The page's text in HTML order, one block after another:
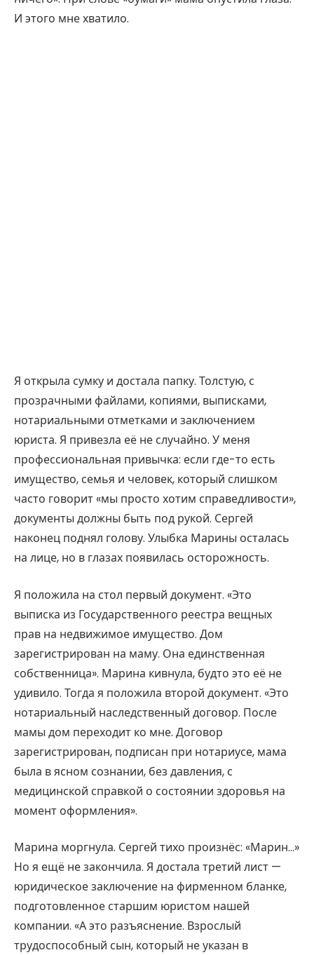
И этого мне хватило.
Я открыла сумку и достала папку. Толстую, с
прозрачными файлами, копиями, выписками,
нотариальными отметками и заключением
юриста. Я привезла её не случайно. У меня
профессиональная привычка: если где-то есть
имущество, семья и человек, который слишком
часто говорит «мы просто хотим справедливости»,
документы должны быть под рукой. Сергей
наконец поднял голову. Улыбка Марины осталась
на лице, но в глазах появилась осторожность.
Я положила на стол первый документ. «Это
выписка из Государственного реестра вещных
прав на недвижимое имущество. Дом
зарегистрирован на маму. Она единственная
собственница». Марина кивнула, будто это её не
удивило. Тогда я положила второй документ. «Это
нотариальный наследственный договор. После
мамы дом переходит ко мне. Договор
зарегистрирован, подписан при нотариусе, мама
была в ясном сознании, без давления, с
медицинской справкой о состоянии здоровья на
момент оформления».
Марина моргнула. Сергей тихо произнёс: «Марин…»
Но я ещё не закончила. Я достала третий лист —
юридическое заключение на фирменном бланке,
подготовленное старшим юристом нашей
компании. «А это разъяснение. Взрослый
трудоспособный сын, который не указан в